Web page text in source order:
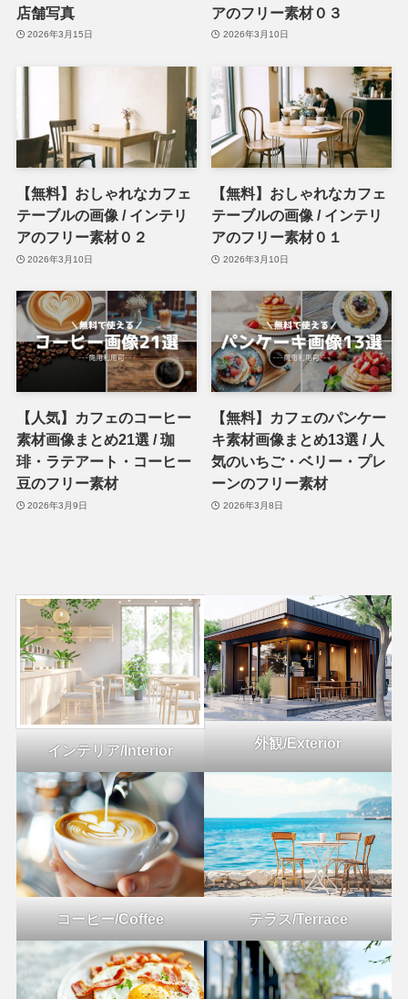
店舗写真
2026年3月15日
アのフリー素材０３
2026年3月10日
【無料】おしゃれなカフェ
テーブルの画像 / インテリ
アのフリー素材０２
2026年3月10日
【無料】おしゃれなカフェ
テーブルの画像 / インテリ
アのフリー素材０１
2026年3月10日
【人気】カフェのコーヒー
素材画像まとめ21選 / 珈
琲・ラテアート・コーヒー
豆のフリー素材
2026年3月9日
【無料】カフェのパンケー
キ素材画像まとめ13選 / 人
気のいちご・ベリー・プレ
ーンのフリー素材
2026年3月8日
インテリア/Interior 外観/Exterior
コーヒー/Coffee テラス/Terrace